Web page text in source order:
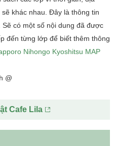
khác nhau. Đây là thông tin
có một số nội dung đã được
đến từng lớp để biết thêm thông
Nihongo Kyoshitsu MAP
@
Cafe Lila